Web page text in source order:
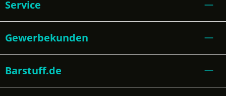
Service
Gewerbekunden
Barstuff.de